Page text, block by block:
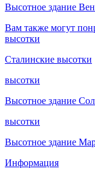
Высотное здание
Вам также могут
высотки
Сталинские высотки
высотки
Высотное здание
высотки
Высотное здание
Информация